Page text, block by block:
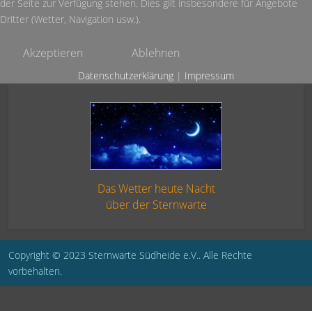
Das Wetter heute Nacht
über der Sternwarte
Copyright © 2023 Sternwarte Südheide e.V.. Alle Rechte
vorbehalten.
der Seite zur Verfügung stehen. Dies gilt insbesondere für Angebote
Dritter (Wetter, Navigation usw.).
Akzeptieren Ablehnen
Datenschutzerklärung | Impressum